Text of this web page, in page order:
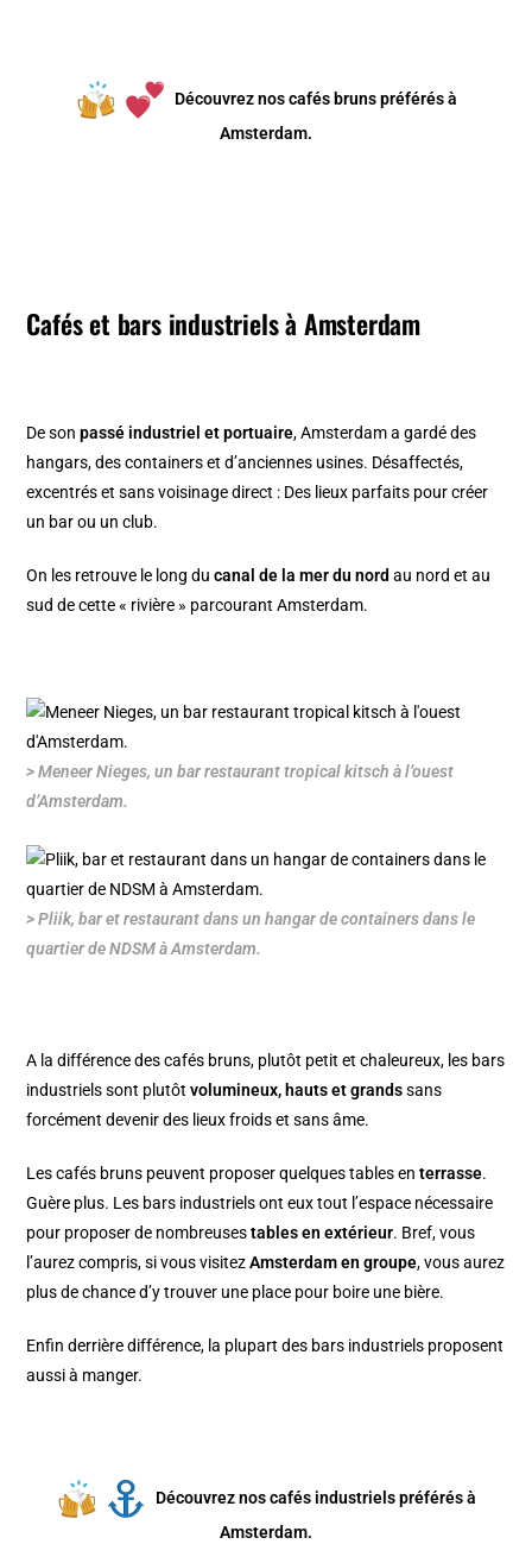
Découvrez nos cafés bruns préférés à
Amsterdam.
Cafés et bars industriels à Amsterdam
De sonpassé industriel et portuaire, Amsterdam a gardé des
hangars, des containers et d’anciennes usines. Désaffectés,
excentrés et sans voisinage direct : Des lieux parfaits pour créer
un bar ou un club.
On les retrouve le long ducanal de la mer du nord au nord et au
sud de cette « rivière » parcourant Amsterdam.
> Meneer Nieges, un bar restaurant tropical kitsch à l’ouest
d’Amsterdam.
> Pliik, bar et restaurant dans un hangar de containers dans le
quartier de NDSM à Amsterdam.
A la différence des cafés bruns, plutôt petit et chaleureux, les bars
industriels sont plutôtvolumineux, hauts et grandssans
forcément devenir des lieux froids et sans âme.
Les cafés bruns peuvent proposer quelques tables enterrasse.
Guère plus. Les bars industriels ont eux tout l’espace nécessaire
pour proposer de nombreusestables en extérieur. Bref, vous
l’aurez compris, si vous visitezAmsterdam en groupe, vous aurez
plus de chance d’y trouver une place pour boire une bière.
Enfin derrière différence, la plupart des bars industriels proposent
aussi à manger.
Découvrez nos cafés industriels préférés à
Amsterdam.